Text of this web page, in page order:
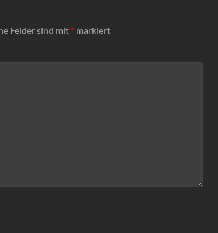
Felder sind mit * markiert